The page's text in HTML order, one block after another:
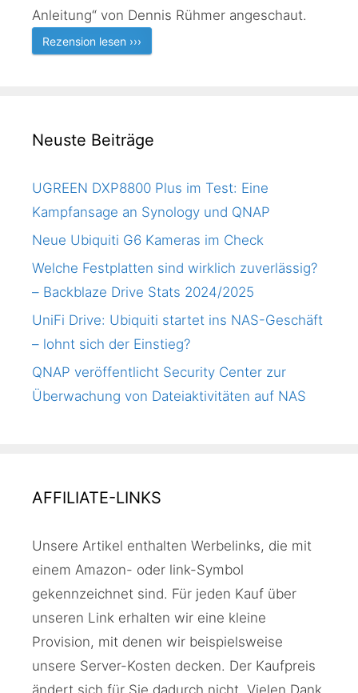
Anleitung“ von Dennis Rühmer angeschaut.
Rezension lesen ›››
Neuste Beiträge
UGREEN DXP8800 Plus im Test: Eine
Kampfansage an Synology und QNAP
Neue Ubiquiti G6 Kameras im Check
Welche Festplatten sind wirklich zuverlässig?
– Backblaze Drive Stats 2024/2025
UniFi Drive: Ubiquiti startet ins NAS-Geschäft
– lohnt sich der Einstieg?
QNAP veröffentlicht Security Center zur
Überwachung von Dateiaktivitäten auf NAS
AFFILIATE-LINKS
Unsere Artikel enthalten Werbelinks, die mit
einem Amazon- oder link-Symbol
gekennzeichnet sind. Für jeden Kauf über
unseren Link erhalten wir eine kleine
Provision, mit denen wir beispielsweise
unsere Server-Kosten decken. Der Kaufpreis
ändert sich für Sie dadurch nicht. Vielen Dank.